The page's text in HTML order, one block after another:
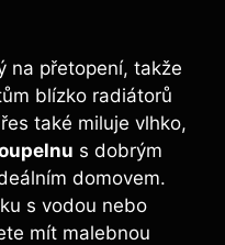
na přetopení, takže
blízko radiátorů
také miluje vlhko,
s dobrým
domovem.
s vodou nebo
mít malebnou